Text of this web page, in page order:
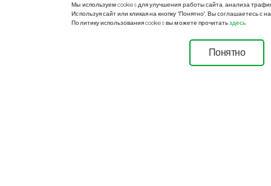
ОКВЭД: 68.20 Аренда и управление собственным
или арендованным недвижимым имуществом
Мы используем cookies для улучшения работы сайта, анализа
Используя сайт или кликая на кнопку "Понятно", Вы соглашаетесь с
Политику использования cookies вы можете прочитатьздесь.
Понятно